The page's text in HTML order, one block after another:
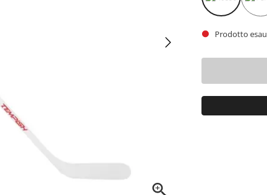
Prodotto